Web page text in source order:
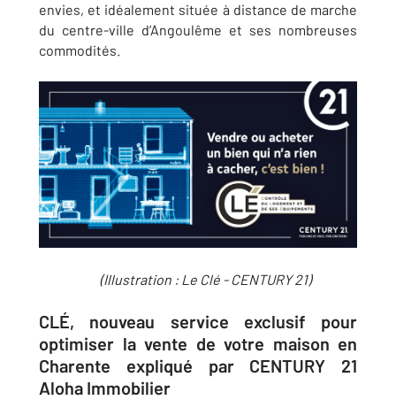
envies, et idéalement située à distance de marche
du centre-ville d’Angoulême et ses nombreuses
commodités.
(Illustration : Le Clé - CENTURY 21)
CLÉ, nouveau service exclusif pour
optimiser la vente de votre maison en
Charente expliqué par CENTURY 21
Aloha Immobilier